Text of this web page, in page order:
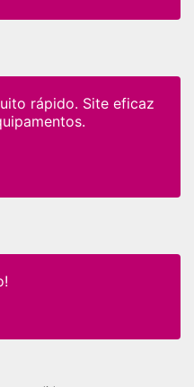
rápido. Site eficaz